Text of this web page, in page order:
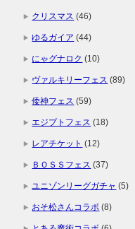
クリスマス (46)
ゆるガイア (44)
にゃグナロク (10)
ヴァルキリーフェス (89)
倭神フェス (59)
エジプトフェス (18)
レアチケット (12)
ＢＯＳＳフェス (37)
ユニゾンリーグガチャ (5)
おそ松さんコラボ (8)